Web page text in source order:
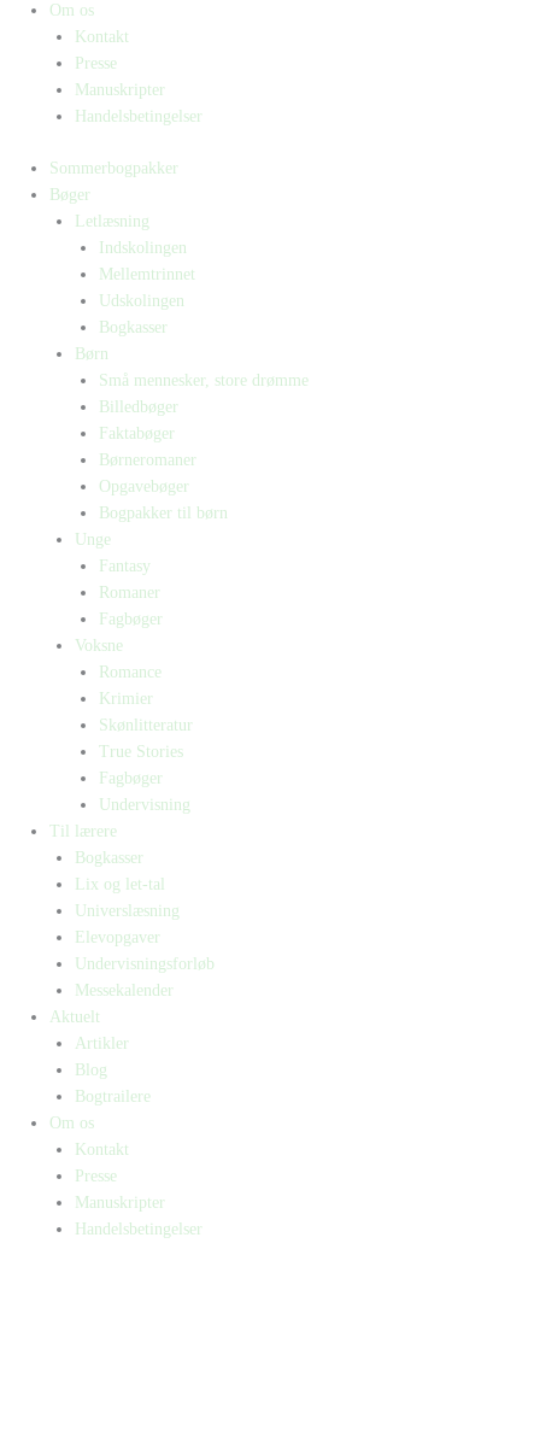
Om os
Kontakt
Presse
Manuskripter
Handelsbetingelser
Sommerbogpakker
Bøger
Letlæsning
Indskolingen
Mellemtrinnet
Udskolingen
Bogkasser
Børn
Små mennesker, store drømme
Billedbøger
Faktabøger
Børneromaner
Opgavebøger
Bogpakker til børn
Unge
Fantasy
Romaner
Fagbøger
Voksne
Romance
Krimier
Skønlitteratur
True Stories
Fagbøger
Undervisning
Til lærere
Bogkasser
Lix og let-tal
Universlæsning
Elevopgaver
Undervisningsforløb
Messekalender
Aktuelt
Artikler
Blog
Bogtrailere
Om os
Kontakt
Presse
Manuskripter
Handelsbetingelser